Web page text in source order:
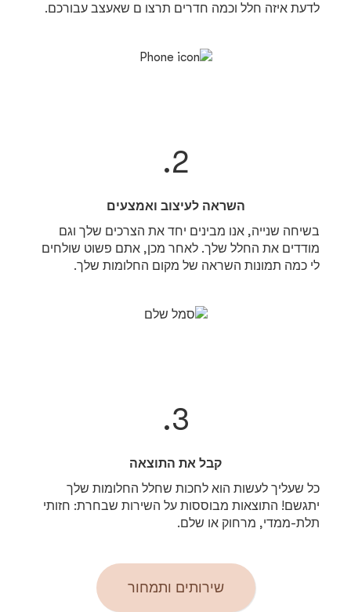
לדעת איזה חלל וכמה חדרים תרצו ם שאעצב עבורכם.
2.
השראה לעיצוב ואמצעים
בשיחה שנייה, אנו מבינים יחד את הצרכים שלך וגם
מודדים את החלל שלך. לאחר מכן, אתם פשוט שולחים
לי כמה תמונות השראה של מקום החלומות שלך.
3.
קבל את התוצאה
כל שעליך לעשות הוא לחכות שחלל החלומות שלך
יתגשם! התוצאות מבוססות על השירות שבחרת: חזותי
תלת-ממדי, מרחוק או שלם.
שירותים ותמחור